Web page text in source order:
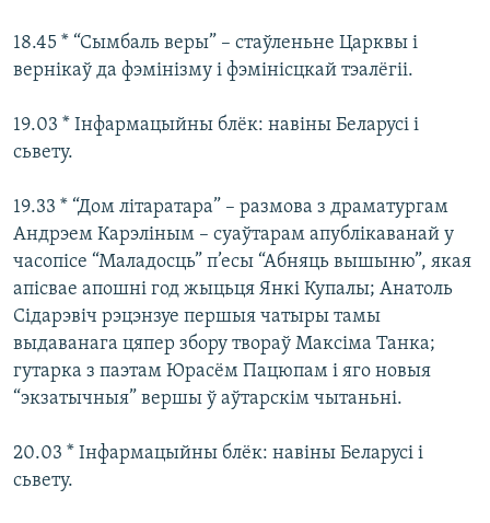
18.45 * “Сымбаль веры” – стаўленьне Царквы і
вернікаў да фэмінізму і фэмінісцкай тэалёгіі.
19.03 * Інфармацыйны блёк: навіны Беларусі і
сьвету.
19.33 * “Дом літаратара” – размова з драматургам
Андрэем Карэліным – суаўтарам апублікаванай у
часопісе “Маладосць” п’есы “Абняць вышыню”, якая
апісвае апошні год жыцьця Янкі Купалы; Анатоль
Сідарэвіч рэцэнзуе першыя чатыры тамы
выдаванага цяпер збору твораў Максіма Танка;
гутарка з паэтам Юрасём Пацюпам і яго новыя
“экзатычныя” вершы ў аўтарскім чытаньні.
20.03 * Інфармацыйны блёк: навіны Беларусі і
сьвету.